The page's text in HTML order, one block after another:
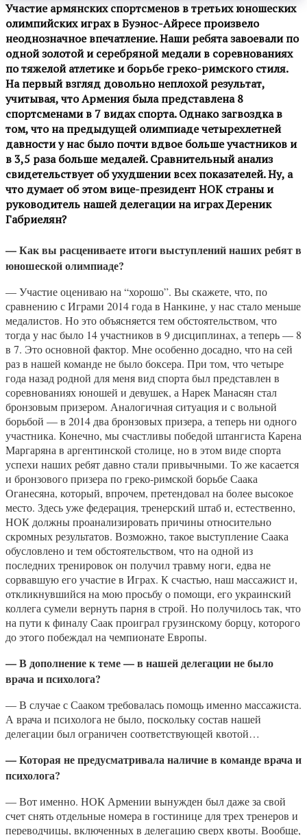
Участие армянских спортсменов в третьих юношеских
олимпийских играх в Буэнос-Айресе произвело
неоднозначное впечатление. Наши ребята завоевали по
одной золотой и серебряной медали в соревнованиях
по тяжелой атлетике и борьбе греко-римского стиля.
На первый взгляд довольно неплохой результат,
учитывая, что Армения была представлена 8
спортсменами в 7 видах спорта. Однако загвоздка в
том, что на предыдущей олимпиаде четырехлетней
давности у нас было почти вдвое больше участников и
в 3,5 раза больше медалей. Сравнительный анализ
свидетельствует об ухудшении всех показателей. Ну, а
что думает об этом вице-президент НОК страны и
руководитель нашей делегации на играх Дереник
Габриелян?
— Как вы расцениваете итоги выступлений наших ребят в
юношеской олимпиаде?
— Участие оцениваю на “хорошо”. Вы скажете, что, по
сравнению с Играми 2014 года в Нанкине, у нас стало меньше
медалистов. Но это объясняется тем обстоятельством, что
тогда у нас было 14 участников в 9 дисциплинах, а теперь — 8
в 7. Это основной фактор. Мне особенно досадно, что на сей
раз в нашей команде не было боксера. При том, что четыре
года назад родной для меня вид спорта был представлен в
соревнованиях юношей и девушек, а Нарек Манасян стал
бронзовым призером. Аналогичная ситуация и с вольной
борьбой — в 2014 два бронзовых призера, а теперь ни одного
участника. Конечно, мы счастливы победой штангиста Карена
Маргаряна в аргентинской столице, но в этом виде спорта
успехи наших ребят давно стали привычными. То же касается
и бронзового призера по греко-римской борьбе Саака
Оганесяна, который, впрочем, претендовал на более высокое
место. Здесь уже федерация, тренерский штаб и, естественно,
НОК должны проанализировать причины относительно
скромных результатов. Возможно, такое выступление Саака
обусловлено и тем обстоятельством, что на одной из
последних тренировок он получил травму ноги, едва не
сорвавшую его участие в Играх. К счастью, наш массажист и,
откликнувшийся на мою просьбу о помощи, его украинский
коллега сумели вернуть парня в строй. Но получилось так, что
на пути к финалу Саак проиграл грузинскому борцу, которого
до этого побеждал на чемпионате Европы.
— В дополнение к теме — в нашей делегации не было
врача и психолога?
— В случае с Сааком требовалась помощь именно массажиста.
А врача и психолога не было, поскольку состав нашей
делегации был ограничен соответствующей квотой…
— Которая не предусматривала наличие в команде врача и
психолога?
— Вот именно. НОК Армении вынужден был даже за свой
счет снять отдельные номера в гостинице для трех тренеров и
переводчицы, включенных в делегацию сверх квоты. Вообще,